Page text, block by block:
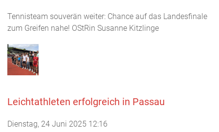
Tennisteam souverän weiter: Chance auf das Landesfinale
zum Greifen nahe! OStRin Susanne Kitzlinge
Leichtathleten erfolgreich in Passau
Dienstag, 24 Juni 2025 12:16